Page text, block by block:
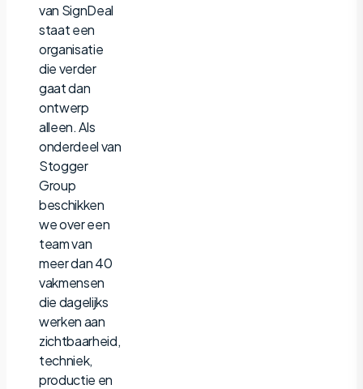
van SignDeal
staat een
organisatie
die verder
gaat dan
ontwerp
alleen. Als
onderdeel van
Stogger
Group
beschikken
we over een
team van
meer dan 40
vakmensen
die dagelijks
werken aan
zichtbaarheid,
techniek,
productie en